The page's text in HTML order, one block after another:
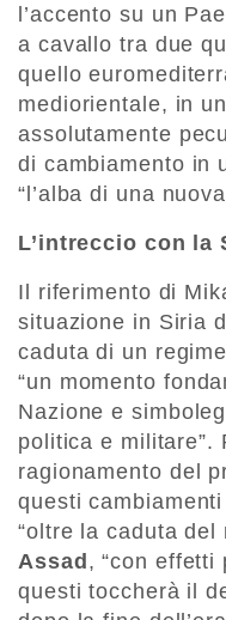
l’accento su un
a cavallo tra due
quello
mediorientale, in
assolutamente
di cambiamento in
“l’alba di una
L’intreccio con la
Il riferimento di
situazione in Siria
caduta di un
“un momento
Nazione e
politica e militare”.
ragionamento del
questi
“oltre la caduta del
Assad , “con effetti
questi toccherà il